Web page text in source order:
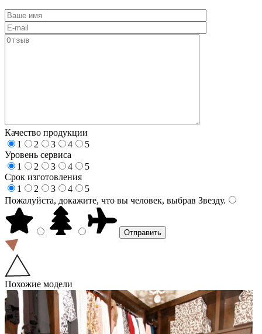
Качество продукции
1
2 3 4
5
Уровень сервиса
1
2 3 4
5
Срок изготовления
1
2 3 4
5
Пожалуйста, докажите, что вы человек, выбрав Звезду.
Похожие модели